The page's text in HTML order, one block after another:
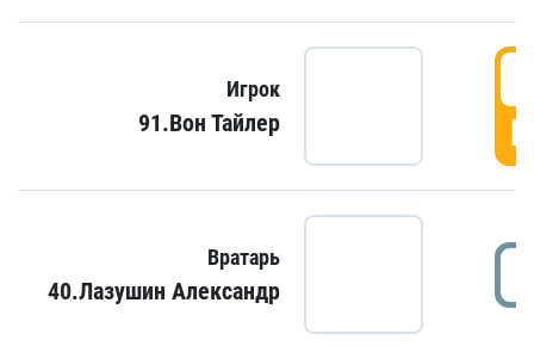
Игрок
91.Вон Тайлер
Вратарь
40.Лазушин Александр